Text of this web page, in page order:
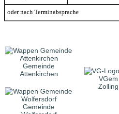
oder nach Terminabsprache
Gemeinde
Attenkirchen
VGem
Zolling
Gemeinde